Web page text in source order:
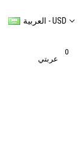
العربية - USD
عربتي
0